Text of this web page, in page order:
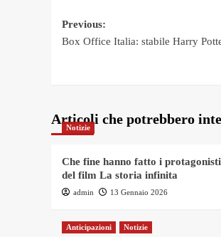
Post
Previous:
Box Office Italia: stabile Harry
Articoli che potrebbero
Notizie
Che fine hanno fatto i protagonisti
del film La storia infinita
admin 13 Gennaio 2026
Anticipazioni Notizie